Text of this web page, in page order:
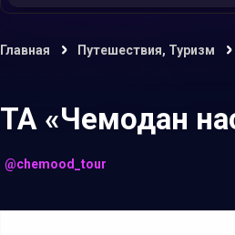
Главная Путешествия, Туризм
ТА «Чемодан
@chemood_tour